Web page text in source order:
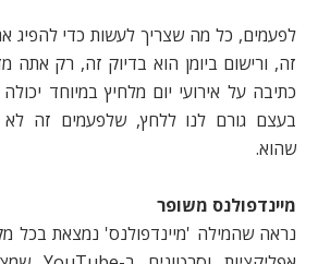
לפעמים, כל מה שצריך לעשות כדי להפיג
זה, ורישום ביומן הוא בדיוק זה, רק
כתיבה על אירועי יום מלחיץ במיוחד
בעצם גורם לנו ללחץ, שלפעמים זה
שהוא.
מיינדפולנס משופר
נראה שהמילה 'מיינדפולנס' נמצאת בכל